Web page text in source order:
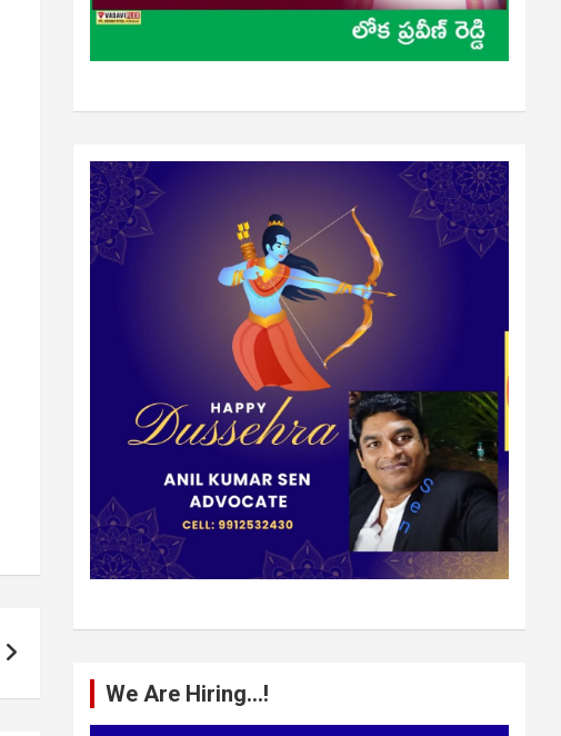
We Are Hiring…!